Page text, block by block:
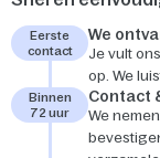
Eerste
contact
We
Je vult
op. We
Binnen
72 uur
Contact
We